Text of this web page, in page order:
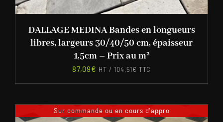
DALLAGE MEDINA Bandes en longueurs
libres, largeurs 30/40/50 cm, épaisseur
1,5cm – Prix au m²
87,09€ HT / 104,51€ TTC
Sur commande ou en cours d'appro